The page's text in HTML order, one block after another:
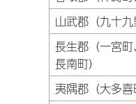
山武郡（九十九
長生郡（一宮町
長南町）
夷隅郡（大多喜